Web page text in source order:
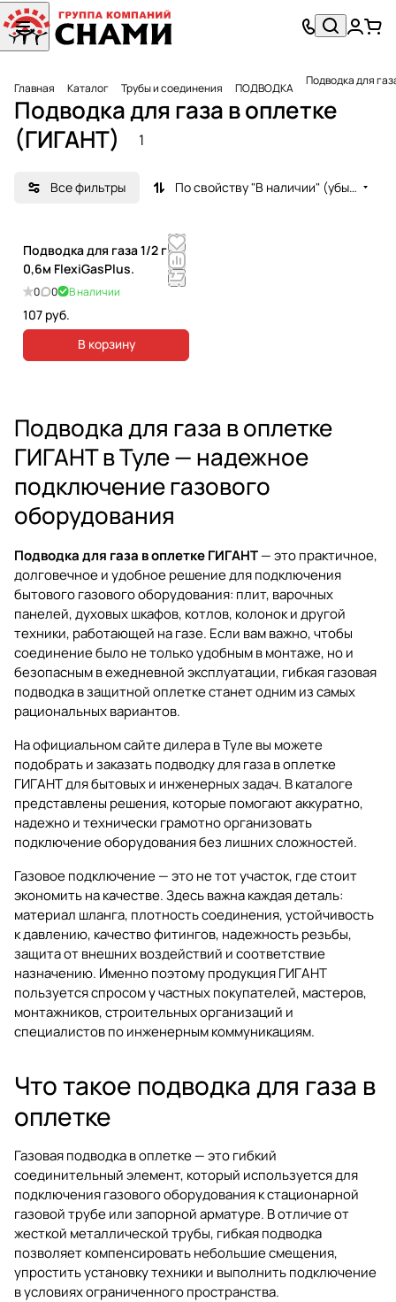
Главная Каталог Трубы и соединения ПОДВОДКА Подводка для
Подводка для газа в оплетке
(ГИГАНТ)
1
Все фильтры По свойству "В наличии" (убывание)
Подводка для газа 1/2 г/ш
0,6м FlexiGasPlus.
0 0 В наличии
107 руб.
В корзину
Подводка для газа в оплетке
ГИГАНТ в Туле — надежное
подключение газового
оборудования
Подводка для газа в оплетке ГИГАНТ— это практичное,
долговечное и удобное решение для подключения
бытового газового оборудования: плит, варочных
панелей, духовых шкафов, котлов, колонок и другой
техники, работающей на газе. Если вам важно, чтобы
соединение было не только удобным в монтаже, но и
безопасным в ежедневной эксплуатации, гибкая газовая
подводка в защитной оплетке станет одним из самых
рациональных вариантов.
На официальном сайте дилера в Туле вы можете
подобрать и заказатьподводку для газа в оплетке
ГИГАНТдля бытовых и инженерных задач. В каталоге
представлены решения, которые помогают аккуратно,
надежно и технически грамотно организовать
подключение оборудования без лишних сложностей.
Газовое подключение — это не тот участок, где стоит
экономить на качестве. Здесь важна каждая деталь:
материал шланга, плотность соединения, устойчивость
к давлению, качество фитингов, надежность резьбы,
защита от внешних воздействий и соответствие
назначению. Именно поэтому продукция ГИГАНТ
пользуется спросом у частных покупателей, мастеров,
монтажников, строительных организаций и
специалистов по инженерным коммуникациям.
Что такое подводка для газа в
оплетке
Газовая подводка в оплетке — это гибкий
соединительный элемент, который используется для
подключения газового оборудования к стационарной
газовой трубе или запорной арматуре. В отличие от
жесткой металлической трубы, гибкая подводка
позволяет компенсировать небольшие смещения,
упростить установку техники и выполнить подключение
в условиях ограниченного пространства.